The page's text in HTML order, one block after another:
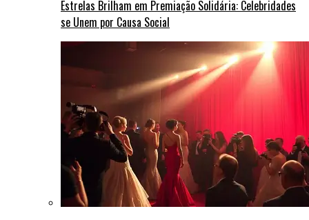
Estrelas Brilham em Premiação Solidária: Celebridades
se Unem por Causa Social